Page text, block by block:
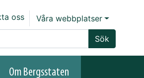
oss
Våra webbplatser
Sök
Om Bergsstaten